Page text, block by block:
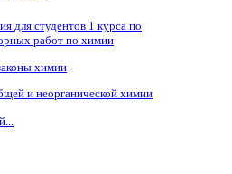
для студентов 1 курса по
работ по химии
химии
и неорганической химии